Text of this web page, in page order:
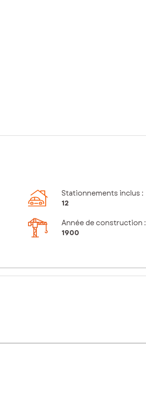
Stationnements inclus :
12
Année de construction :
1900